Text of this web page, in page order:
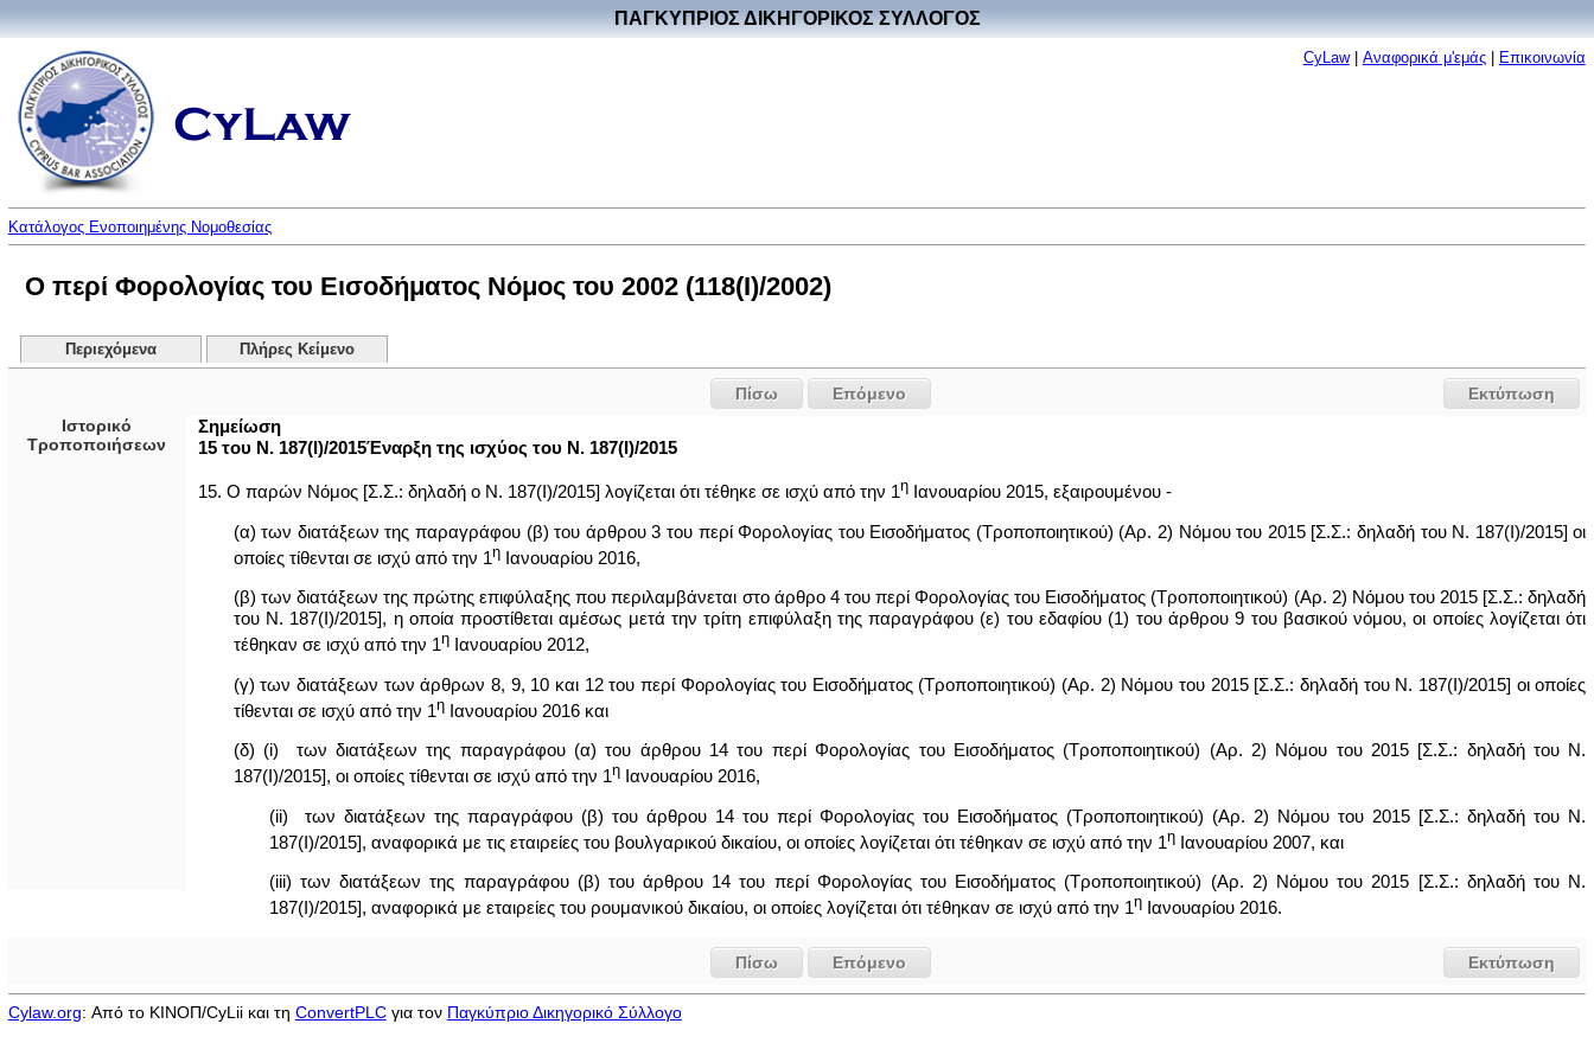
ΠΑΓΚΥΠΡΙΟΣ ΔΙΚΗΓΟΡΙΚΟΣ ΣΥΛΛΟΓΟΣ
CyLaw| Αναφορικά μ'εμάς| Επικοινωνία
Κατάλογος Ενοποιημένης Νομοθεσίας
Ο περί Φορολογίας του Εισοδήματος Νόμος του 2002 (118(I)/2002)
Περιεχόμενα Πλήρες Κείμενο
Εκτύπωση
Πίσω
Επόμενο
Ιστορικό
Τροποποιήσεων
Σημείωση
15 του Ν. 187(Ι)/2015Έναρξη της ισχύος του Ν. 187(Ι)/2015
15. Ο παρών Νόμος [Σ.Σ.: δηλαδή ο Ν. 187(Ι)/2015] λογίζεται ότι τέθηκε σε ισχύ από την 1ηΙανουαρίου 2015, εξαιρουμένου -
(α) των διατάξεων της παραγράφου (β) του άρθρου 3 του περί Φορολογίας του Εισοδήματος (Τροποποιητικού) (Αρ. 2) Νόμου του 2015 [Σ.Σ.: δηλαδή του Ν. 187(Ι)/2015] οι
οποίες τίθενται σε ισχύ από την 1ηΙανουαρίου 2016,
(β) των διατάξεων της πρώτης επιφύλαξης που περιλαμβάνεται στο άρθρο 4 του περί Φορολογίας του Εισοδήματος (Τροποποιητικού) (Αρ. 2) Νόμου του 2015 [Σ.Σ.: δηλαδή
του Ν. 187(Ι)/2015], η οποία προστίθεται αμέσως μετά την τρίτη επιφύλαξη της παραγράφου (ε) του εδαφίου (1) του άρθρου 9 του βασικού νόμου, οι οποίες λογίζεται ότι
τέθηκαν σε ισχύ από την 1ηΙανουαρίου 2012,
(γ) των διατάξεων των άρθρων 8, 9, 10 και 12 του περί Φορολογίας του Εισοδήματος (Τροποποιητικού) (Αρ. 2) Νόμου του 2015 [Σ.Σ.: δηλαδή του Ν. 187(Ι)/2015] οι οποίες
τίθενται σε ισχύ από την 1ηΙανουαρίου 2016 και
(δ) (i) των διατάξεων της παραγράφου (α) του άρθρου 14 του περί Φορολογίας του Εισοδήματος (Τροποποιητικού) (Αρ. 2) Νόμου του 2015 [Σ.Σ.: δηλαδή του Ν.
187(Ι)/2015], οι οποίες τίθενται σε ισχύ από την 1ηΙανουαρίου 2016,
(ii) των διατάξεων της παραγράφου (β) του άρθρου 14 του περί Φορολογίας του Εισοδήματος (Τροποποιητικού) (Αρ. 2) Νόμου του 2015 [Σ.Σ.: δηλαδή του Ν.
187(Ι)/2015], αναφορικά με τις εταιρείες του βουλγαρικού δικαίου, οι οποίες λογίζεται ότι τέθηκαν σε ισχύ από την 1ηΙανουαρίου 2007, και
(iii) των διατάξεων της παραγράφου (β) του άρθρου 14 του περί Φορολογίας του Εισοδήματος (Τροποποιητικού) (Αρ. 2) Νόμου του 2015 [Σ.Σ.: δηλαδή του Ν.
187(Ι)/2015], αναφορικά με εταιρείες του ρουμανικού δικαίου, οι οποίες λογίζεται ότι τέθηκαν σε ισχύ από την 1ηΙανουαρίου 2016.
Εκτύπωση
Πίσω Επόμενο
Cylaw.org: Από το ΚΙΝOΠ/CyLii και τη ConvertPLCγια τον Παγκύπριο Δικηγορικό Σύλλογο